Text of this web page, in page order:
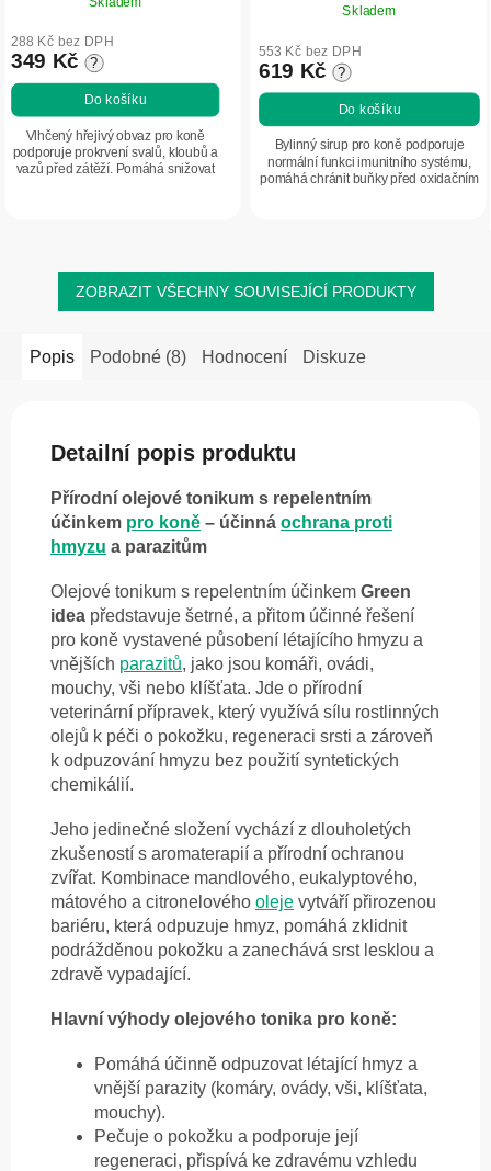
288 Kč bez DPH
349 Kč ?
Do košíku
Vlhčený hřejivý obvaz pro koně
podporuje prokrvení svalů, kloubů a
vazů před zátěží. Pomáhá snižovat
Skladem
553 Kč bez DPH
619 Kč ?
Do košíku
Bylinný sirup pro koně podporuje
normální funkci imunitního systému,
pomáhá chránit buňky před oxidačním
ZOBRAZIT VŠECHNY SOUVISEJÍCÍ PRODUKTY
Popis Podobné (8) Hodnocení Diskuze
Detailní popis produktu
Přírodní olejové tonikum s repelentním
účinkem pro koně – účinná ochrana proti
hmyzu a parazitům
Olejové tonikum s repelentním účinkem Green
idea představuje šetrné, a přitom účinné řešení
pro koně vystavené působení létajícího hmyzu a
vnějších parazitů, jako jsou komáři, ovádi,
mouchy, vši nebo klíšťata. Jde o přírodní
veterinární přípravek, který využívá sílu rostlinných
olejů k péči o pokožku, regeneraci srsti a zároveň
k odpuzování hmyzu bez použití syntetických
chemikálií.
Jeho jedinečné složení vychází z dlouholetých
zkušeností s aromaterapií a přírodní ochranou
zvířat. Kombinace mandlového, eukalyptového,
mátového a citronelového oleje vytváří přirozenou
bariéru, která odpuzuje hmyz, pomáhá zklidnit
podrážděnou pokožku a zanechává srst lesklou a
zdravě vypadající.
Hlavní výhody olejového tonika pro koně:
Pomáhá účinně odpuzovat létající hmyz a
vnější parazity (komáry, ovády, vši, klíšťata,
mouchy).
Pečuje o pokožku a podporuje její
regeneraci, přispívá ke zdravému vzhledu